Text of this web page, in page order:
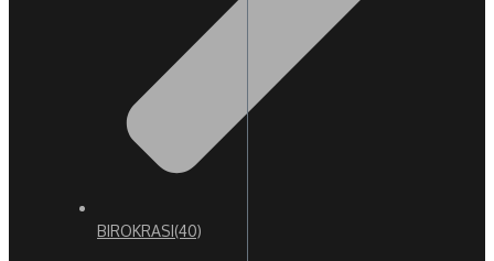
BIROKRASI(40)